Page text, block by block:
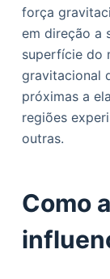
força
em direção a
superfície do
gravitacional
próximas a
regiões
outras.
Como